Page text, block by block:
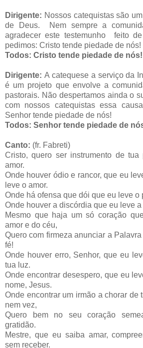
Dirigente: Nossos catequistas são
de Deus. Nem sempre a
agradecer este testemunho feito
pedimos: Cristo tende piedade de nós!
Todos: Cristo tende piedade de nós!
Dirigente: A catequese a serviço da
é um projeto que envolve a
pastorais. Não despertamos ainda o
com nossos catequistas essa
Senhor tende piedade de nós!
Todos: Senhor tende piedade de
Canto: (fr. Fabreti)
Cristo, quero ser instrumento de
amor.
Onde houver ódio e rancor, que eu
leve o amor.
Onde há ofensa que dói que eu leve o
Onde houver a discórdia que eu leve
Mesmo que haja um só coração
amor e do céu,
Quero com firmeza anunciar a
fé!
Onde houver erro, Senhor, que eu
tua luz.
Onde encontrar desespero, que eu
nome, Jesus.
Onde encontrar um irmão a chorar de
nem vez,
Quero bem no seu coração
gratidão.
Mestre, que eu saiba amar,
sem receber.